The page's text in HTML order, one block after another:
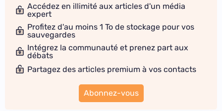
Accédez en illimité aux articles d'un média
expert
Profitez d'au moins 1 To de stockage pour vos
sauvegardes
Intégrez la communauté et prenez part aux
débats
Partagez des articles premium à vos contacts
Abonnez-vous